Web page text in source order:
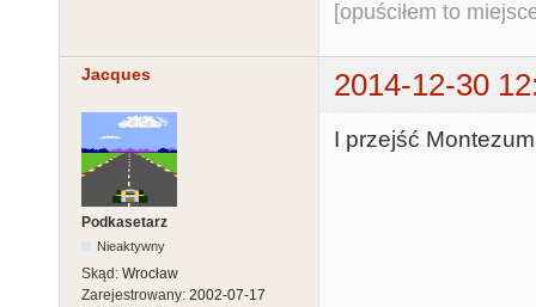
[opuściłem to
Jacques 2014-12-30
Podkasetarz
Nieaktywny
Skąd: Wrocław
Zarejestrowany: 2002-07-17
I przejść